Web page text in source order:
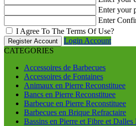
Enter your
Enter
I Agree To The Terms Of Use?
Register Account
Login Account
CATEGORIES
Accessoires de Barbecues
Accessoires de Fontaines
Animaux en Pierre Reconstituee
Bancs en Pierre Reconstituee
Barbecue en Pierre Reconstituee
Barbecues en Brique Refractaire
Bassins en Pierre et Fibre et Dalles